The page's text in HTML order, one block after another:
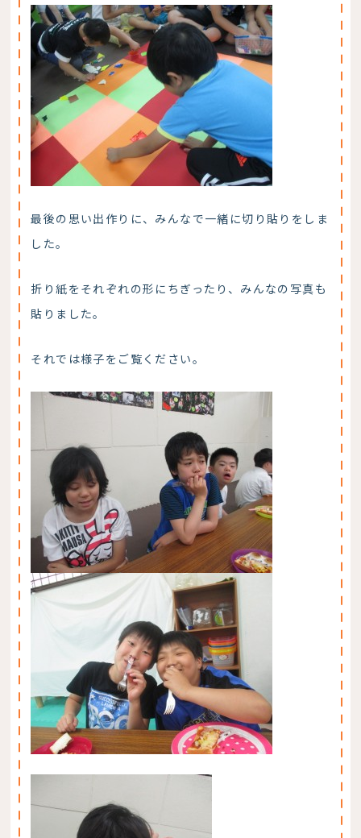
最後の思い出作りに、みんなで一緒に切り貼りをしま
した。
折り紙をそれぞれの形にちぎったり、みんなの写真も
貼りました。
それでは様子をご覧ください。